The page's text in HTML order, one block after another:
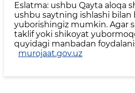
Eslatma: ushbu Qayta aloqa
ushbu saytning ishlashi bilan
yuborishingiz mumkin. Agar
taklif yoki shikoyat
quyidagi manbadan
murojaat.gov.uz